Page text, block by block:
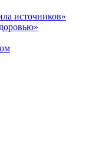
источников»